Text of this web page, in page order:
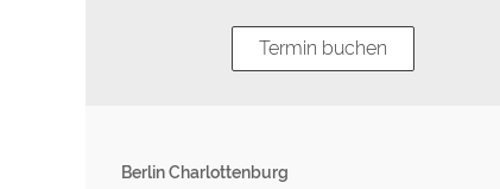
Termin buchen
Berlin Charlottenburg